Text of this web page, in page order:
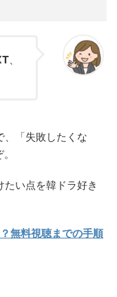
、「失敗したくな
たい点を韓ドラ好き
無料視聴までの手順